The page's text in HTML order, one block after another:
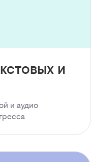
и
и аудио